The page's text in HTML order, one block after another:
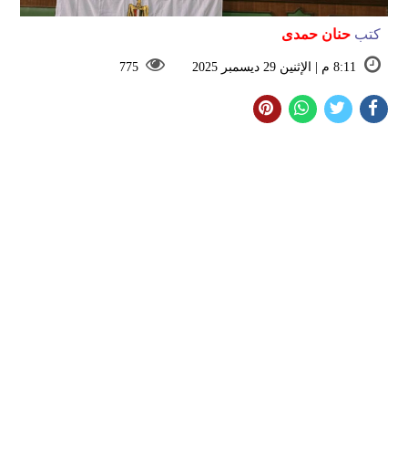
كتب حنان حمدى
8:11 م | الإثنين 29 ديسمبر 2025 775